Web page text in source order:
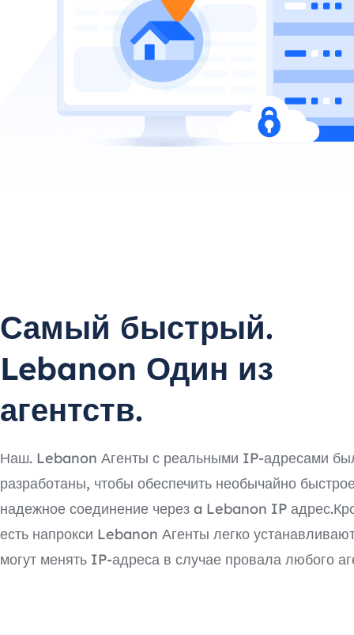
Самый быстрый.
Lebanon Один из
агентств.
Наш. Lebanon Агенты с реальными IP-адресами
разработаны, чтобы обеспечить необычайно
надежное соединение через a Lebanon IP
есть напрокси Lebanon Агенты легко
могут менять IP-адреса в случае провала любого